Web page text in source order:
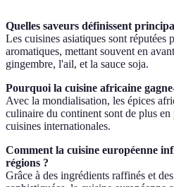
Quelles saveurs définissent
Les cuisines asiatiques sont réputées
aromatiques, mettant souvent en
gingembre, l'ail, et la sauce soja.
Pourquoi la cuisine africaine
Avec la mondialisation, les épices
culinaire du continent sont de plus en
cuisines internationales.
Comment la cuisine européenne
régions ?
Grâce à des ingrédients raffinés et